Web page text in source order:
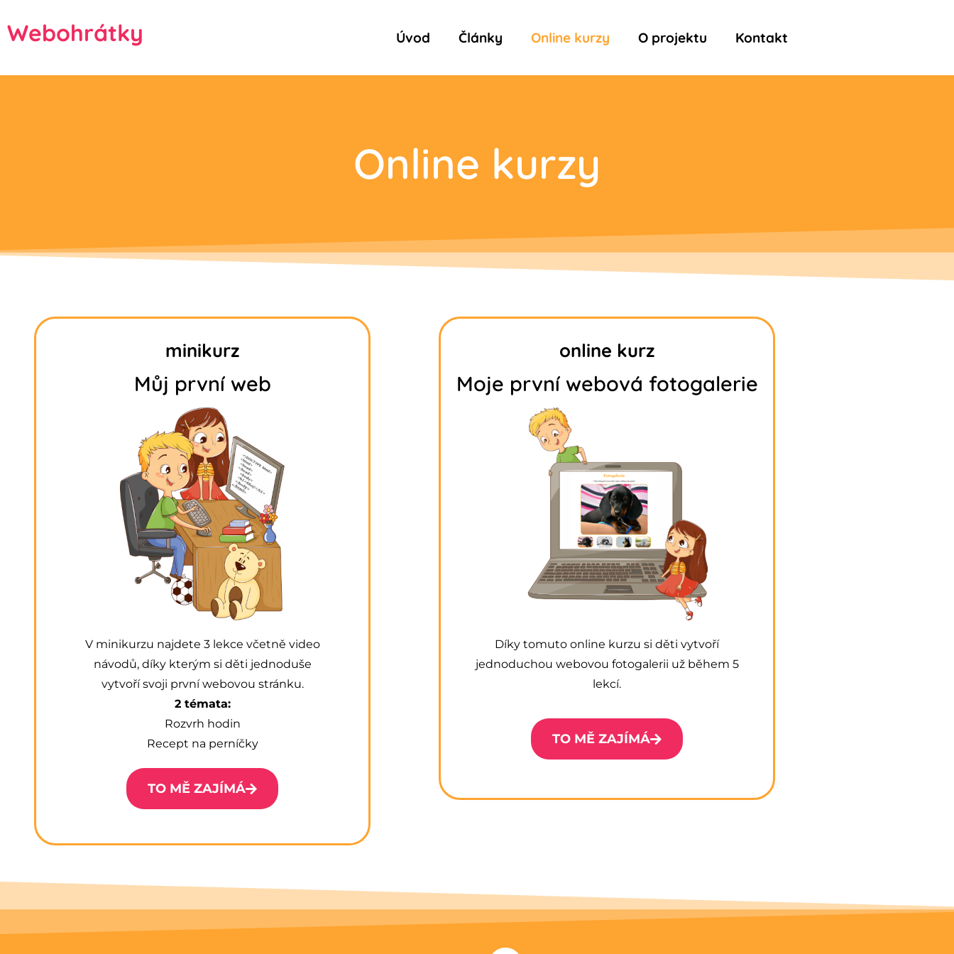
Webohrátky Úvod Články Online kurzy O projektu Kontakt
Online kurzy
minikurz
Můj první web
V minikurzu najdete 3 lekce včetně video
návodů, díky kterým si děti jednoduše
vytvoří svoji první webovou stránku.
2 témata:
Rozvrh hodin
Recept na perníčky
TO MĚ ZAJÍMÁ
online kurz
Moje první webová fotogalerie
Díky tomuto online kurzu si děti vytvoří
jednoduchou webovou fotogalerii už během 5
lekcí.
TO MĚ ZAJÍMÁ